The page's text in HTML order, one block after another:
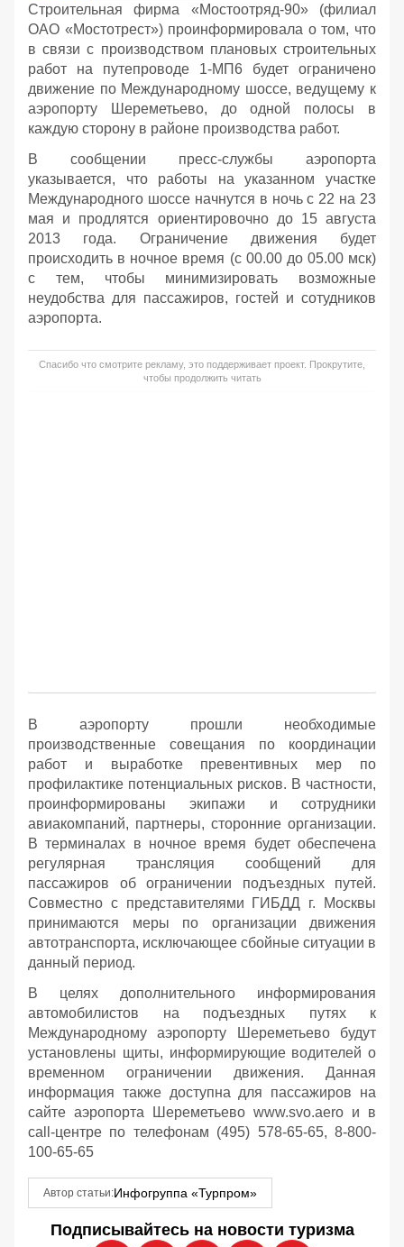
Строительная фирма «Мостоотряд-90» (филиал
ОАО «Мостотрест») проинформировала о том, что
в связи с производством плановых строительных
работ на путепроводе 1-МП6 будет ограничено
движение по Международному шоссе, ведущему к
аэропорту Шереметьево, до одной полосы в
каждую сторону в районе производства работ.
В сообщении пресс-службы аэропорта
указывается, что работы на указанном участке
Международного шоссе начнутся в ночь с 22 на 23
мая и продлятся ориентировочно до 15 августа
2013 года. Ограничение движения будет
происходить в ночное время (с 00.00 до 05.00 мск)
с тем, чтобы минимизировать возможные
неудобства для пассажиров, гостей и сотудников
аэропорта.
Спасибо что смотрите рекламу, это поддерживает проект. Прокрутите,
чтобы продолжить читать
В аэропорту прошли необходимые
производственные совещания по координации
работ и выработке превентивных мер по
профилактике потенциальных рисков. В частности,
проинформированы экипажи и сотрудники
авиакомпаний, партнеры, сторонние организации.
В терминалах в ночное время будет обеспечена
регулярная трансляция сообщений для
пассажиров об ограничении подъездных путей.
Совместно с представителями ГИБДД г. Москвы
принимаются меры по организации движения
автотранспорта, исключающее сбойные ситуации в
данный период.
В целях дополнительного информирования
автомобилистов на подъездных путях к
Международному аэропорту Шереметьево будут
установлены щиты, информирующие водителей о
временном ограничении движения. Данная
информация также доступна для пассажиров на
сайте аэропорта Шереметьево www.svo.aero и в
call-центре по телефонам (495) 578-65-65, 8-800-
100-65-65
Автор статьи:Инфогруппа «Турпром»
Подписывайтесь на новости туризма